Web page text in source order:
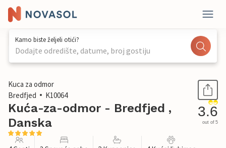
Kamo biste željeli otići?
Dodajte odredište, datume, broj gostiju
1 / 25
Kuca za odmor
Bredfjed
K10064
Kuća-za-odmor - Bredfjed ,
Danska
3.6
out of 5